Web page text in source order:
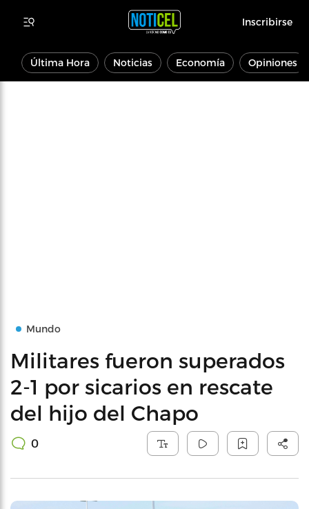
Inscribirse
Última Hora Noticias Economía Opiniones
Mundo
Militares fueron superados
2-1 por sicarios en rescate
del hijo del Chapo
0